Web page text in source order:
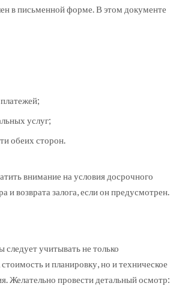
в письменной форме. В этом документе
услуг;
обеих сторон.
внимание на условия досрочного
и возврата залога, если он предусмотрен.
учитывать не только
и планировку, но и техническое
Желательно провести детальный осмотр: